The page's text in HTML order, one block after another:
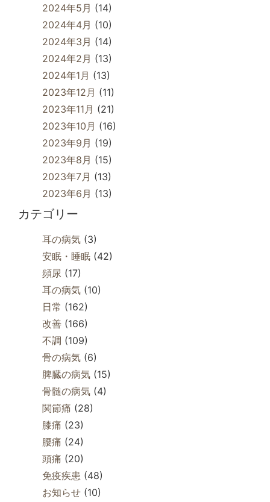
2024年5月 (14)
2024年4月 (10)
2024年3月 (14)
2024年2月 (13)
2024年1月 (13)
2023年12月 (11)
2023年11月 (21)
2023年10月 (16)
2023年9月 (19)
2023年8月 (15)
2023年7月 (13)
2023年6月 (13)
カテゴリー
耳の病気 (3)
安眠・睡眠 (42)
頻尿 (17)
耳の病気 (10)
日常 (162)
改善 (166)
不調 (109)
骨の病気 (6)
脾臓の病気 (15)
骨髄の病気 (4)
関節痛 (28)
膝痛 (23)
腰痛 (24)
頭痛 (20)
免疫疾患 (48)
お知らせ (10)